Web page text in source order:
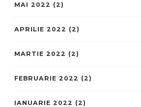
MAI 2022 (2)
APRILIE 2022 (2)
MARTIE 2022 (2)
FEBRUARIE 2022 (2)
IANUARIE 2022 (2)